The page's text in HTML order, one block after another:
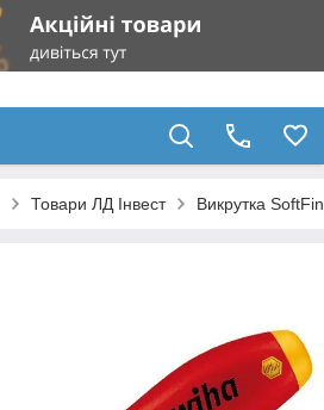
Товари ЛД Інвест Викрутка